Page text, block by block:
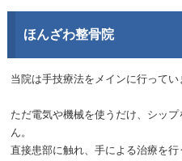
ほんざわ整骨院
当院は手技療法をメインに行ってい
ただ電気や機械を使うだけ、シッ
ん。
直接患部に触れ、手による治療を行